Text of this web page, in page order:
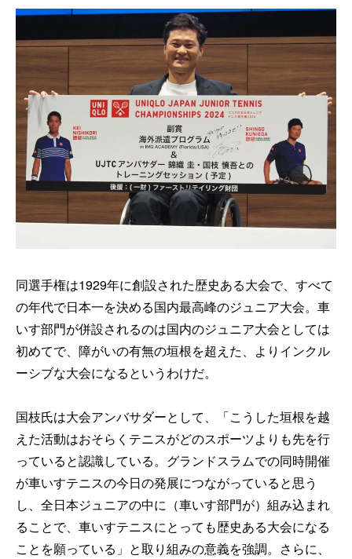
同選手権は1929年に創設された歴史ある大会で、すべて
の年代で日本一を決める国内最高峰のジュニア大会。車
いす部門が併設されるのは国内のジュニア大会としては
初めてで、障がいの有無の垣根を超えた、よりインクル
ーシブな大会になるというわけだ。
国枝氏は大会アンバサダーとして、「こうした垣根を越
えた活動はおそらくテニスがどのスポーツよりも先を行
っていると認識している。グランドスラムでの同時開催
が車いすテニスの今日の発展につながっていると思う
し、全日本ジュニアの中に（車いす部門が）組み込まれ
ることで、車いすテニスにとっても歴史ある大会になる
ことを願っている」と取り組みの意義を強調。さらに、